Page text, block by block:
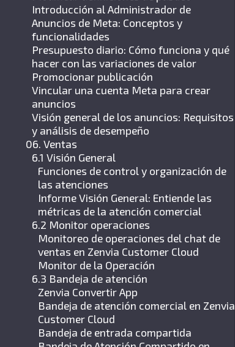
Introducción al Administrador de
Anuncios de Meta: Conceptos y
funcionalidades
Presupuesto diario: Cómo funciona y qué
hacer con las variaciones de valor
Promocionar publicación
Vincular una cuenta Meta para crear
anuncios
Visión general de los anuncios: Requisitos
y análisis de desempeño
06. Ventas
6.1 Visión General
Funciones de control y organización de
las atenciones
Informe Visión General: Entiende las
métricas de la atención comercial
6.2 Monitor operaciones
Monitoreo de operaciones del chat de
ventas en Zenvia Customer Cloud
Monitor de la Operación
6.3 Bandeja de atención
Zenvia Convertir App
Bandeja de atención comercial en Zenvia
Customer Cloud
Bandeja de entrada compartida